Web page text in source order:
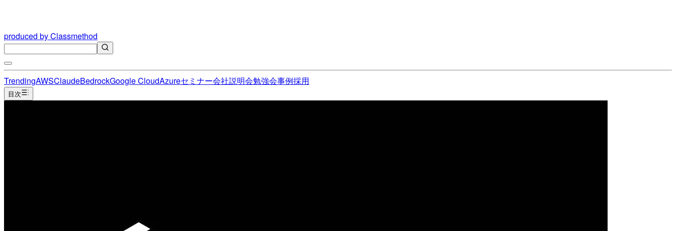
produced by Classmethod
TrendingAWSClaudeBedrockGoogle CloudAzureセミナー会社説明会勉強会事例採用
目次